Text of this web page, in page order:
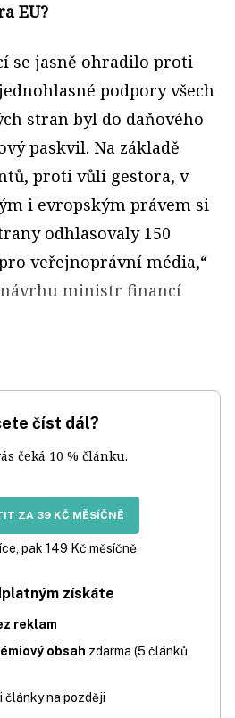
EU?
se jasně ohradilo proti
podpory všech
stran byl do daňového
paskvil. Na základě
proti vůli gestora, v
i evropským právem si
odhlasovaly 150
veřejnoprávní média,“
ministr financí
číst dál?
čeká 10 % článku.
ZA 39 KČ MĚSÍČNĚ
pak 149 Kč měsíčně
získáte
reklam
obsah zdarma (5 článků
články na později